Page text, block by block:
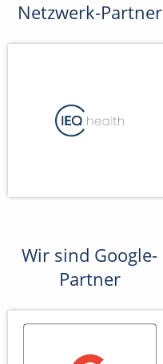
Netzwerk-Partner
Wir sind Google-
Partner